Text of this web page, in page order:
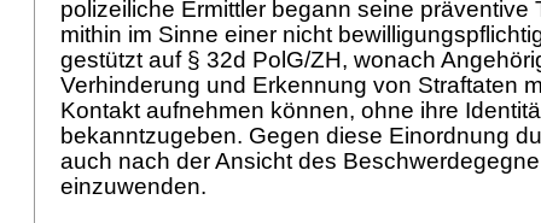
polizeiliche Ermittler begann seine präventive
mithin im Sinne einer nicht
gestützt auf § 32d PolG/ZH, wonach
Verhinderung und Erkennung von Straftaten
Kontakt aufnehmen können, ohne ihre
bekanntzugeben. Gegen diese Einordnung
auch nach der Ansicht des
einzuwenden.